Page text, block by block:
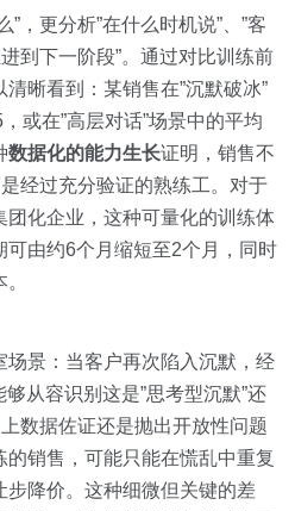
，更分析”在什么时机说”、”客
到下一阶段”。通过对比训练前
晰看到：某销售在”沉默破冰”
或在”高层对话”场景中的平均
数据化的能力生长证明，销售不
经过充分验证的熟练工。对于
团化企业，这种可量化的训练体
可由约6个月缩短至2个月，同时
场景：当客户再次陷入沉默，经
从容识别这是”思考型沉默”还
数据佐证还是抛出开放性问题
销售，可能只能在慌乱中重复
步降价。这种细微但关键的差